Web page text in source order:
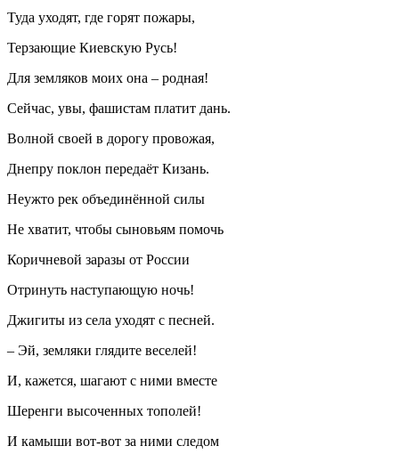
Туда уходят, где горят пожары,
Терзающие Киевскую Русь!
Для земляков моих она – родная!
Сейчас, увы, фашистам платит дань.
Волной своей в дорогу провожая,
Днепру поклон передаёт Кизань.
Неужто рек объединённой силы
Не хватит, чтобы сыновьям помочь
Коричневой заразы от России
Отринуть наступающую ночь!
Джигиты из села уходят с песней.
– Эй, земляки глядите веселей!
И, кажется, шагают с ними вместе
Шеренги высоченных тополей!
И камыши вот-вот за ними следом